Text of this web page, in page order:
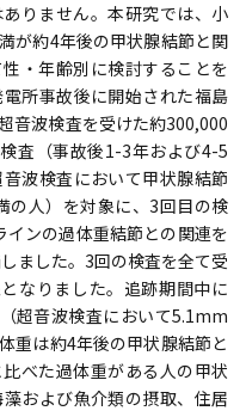
りません。本研究では、小
が約4年後の甲状腺結節と関
・年齢別に検討することを
所事故後に開始された福島
音波検査を受けた約300,000
査（事故後1-3年および4-5
波検査において甲状腺結節
人）を対象に、3回目の検
ンの過体重結節との関連を
ました。3回の検査を全て受
なりました。追跡期間中に
超音波検査において5.1mm
重は約4年後の甲状腺結節と
べた過体重がある人の甲状
および魚介類の摂取、住居